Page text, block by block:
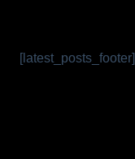
[latest_posts_footer]